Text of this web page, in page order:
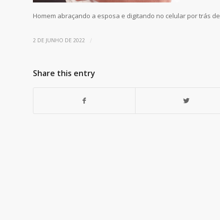
Homem abraçando a esposa e digitando no celular por trás
2 DE JUNHO DE 2022 /
Share this entry